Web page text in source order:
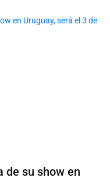
de su show en